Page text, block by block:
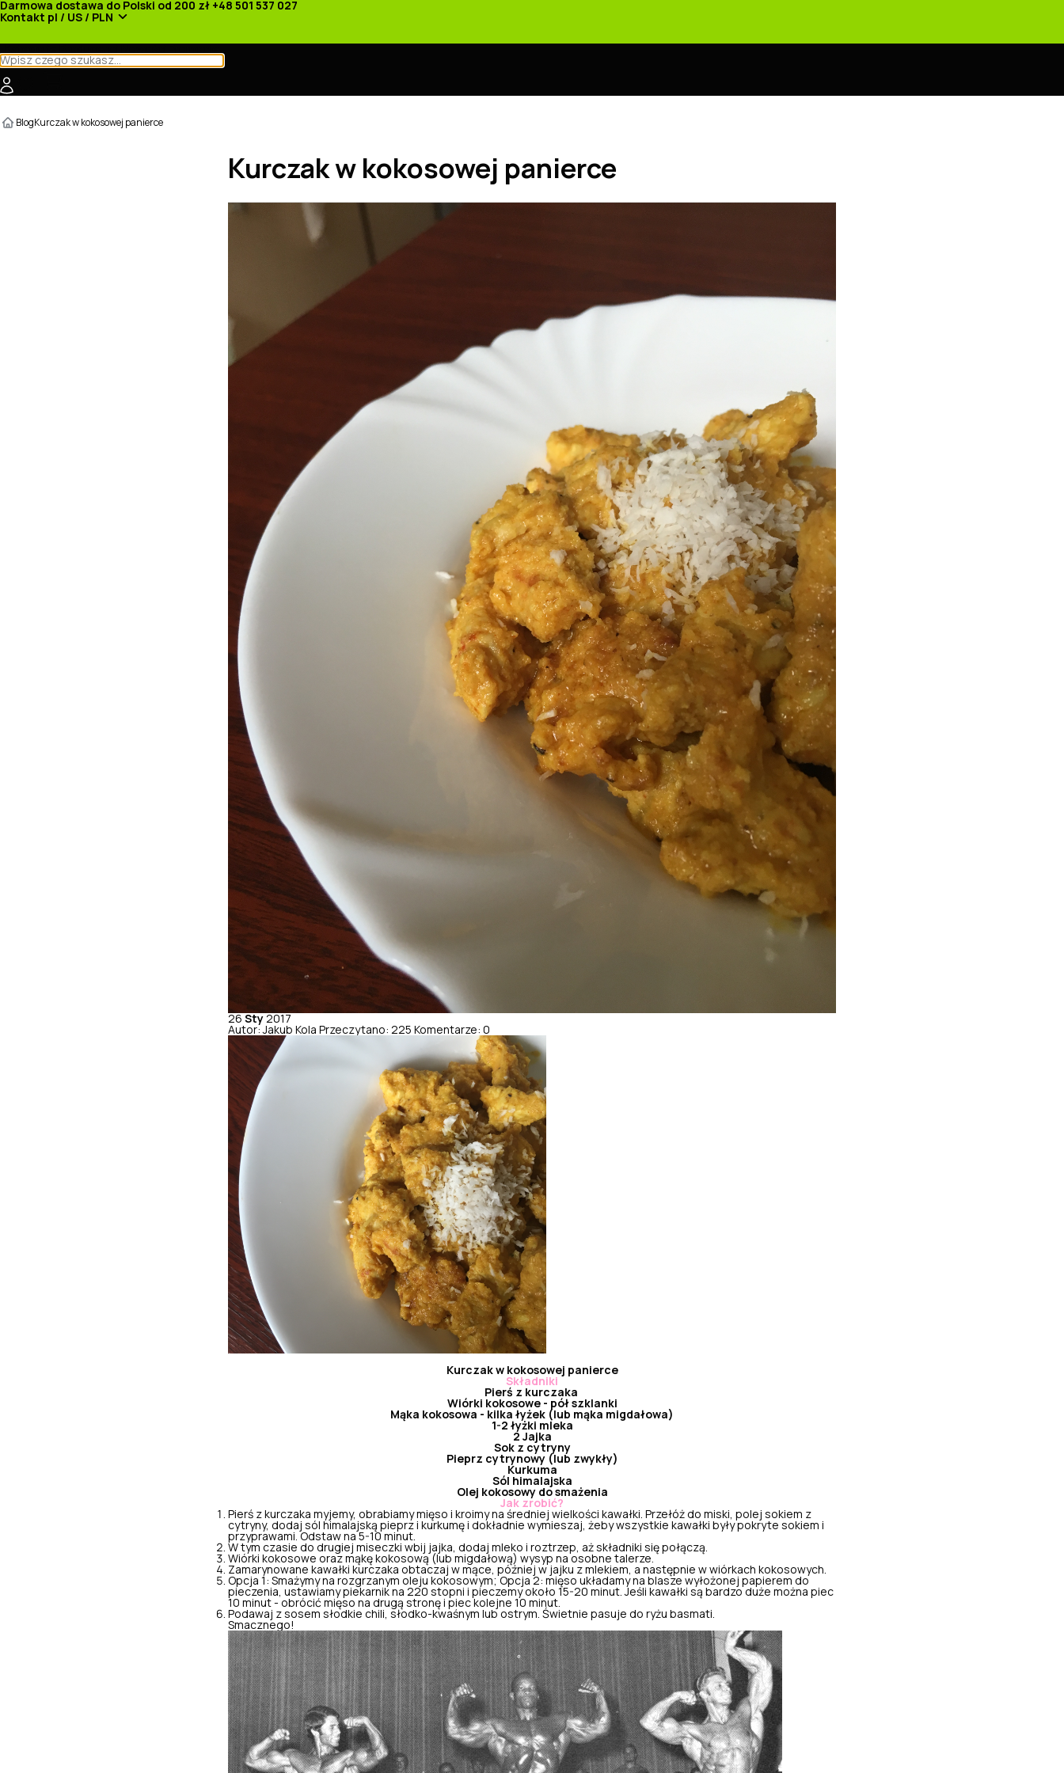
Darmowa dostawa do Polski od 200 zł +48 501 537 027
Kontakt pl / US / PLN
BlogKurczak w kokosowej panierce
Kurczak w kokosowej panierce
26 Sty 2017
Autor: Jakub Kola Przeczytano: 225 Komentarze: 0
Kurczak w kokosowej panierce
Składniki
Pierś z kurczaka
Wiórki kokosowe - pół szklanki
Mąka kokosowa - kilka łyżek (lub mąka migdałowa)
1-2 łyżki mleka
2 Jajka
Sok z cytryny
Pieprz cytrynowy (lub zwykły)
Kurkuma
Sól himalajska
Olej kokosowydo smażenia
Jak zrobić?
Pierś z kurczaka myjemy, obrabiamy mięso i kroimy na średniej wielkości kawałki. Przełóż do miski, polej sokiem z
cytryny, dodaj sól himalajską pieprz i kurkumę i dokładnie wymieszaj, żeby wszystkie kawałki były pokryte sokiem i
przyprawami. Odstaw na 5-10 minut.
W tym czasie do drugiej miseczki wbij jajka, dodaj mleko i roztrzep, aż składniki się połączą.
Wiórki kokosowe oraz mąkę kokosową (lub migdałową) wysyp na osobne talerze.
Zamarynowane kawałki kurczaka obtaczaj w mące, później w jajku z mlekiem, a następnie w wiórkach kokosowych.
Opcja 1: Smażymy na rozgrzanym oleju kokosowym; Opcja 2: mięso układamy na blasze wyłożonej papierem do
pieczenia, ustawiamy piekarnik na 220 stopni i pieczemy około 15-20 minut. Jeśli kawałki są bardzo duże można piec
10 minut - obrócić mięso na drugą stronę i piec kolejne 10 minut.
Podawaj z sosem słodkie chili, słodko-kwaśnym lub ostrym. Świetnie pasuje do ryżu basmati.
Smacznego!